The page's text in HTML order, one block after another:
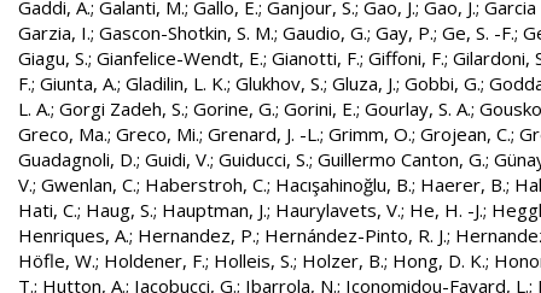
Gaddi, A.; Galanti, M.; Gallo, E.; Ganjour, S.; Gao, J.; Gao, J.; Garcia
Garzia, I.; Gascon-Shotkin, S. M.; Gaudio, G.; Gay, P.; Ge, S. -F.;
Giagu, S.; Gianfelice-Wendt, E.; Gianotti, F.; Giffoni, F.; Gilardoni,
F.; Giunta, A.; Gladilin, L. K.; Glukhov, S.; Gluza, J.; Gobbi, G.;
L. A.; Gorgi Zadeh, S.; Gorine, G.; Gorini, E.; Gourlay, S. A.;
Greco, Ma.; Greco, Mi.; Grenard, J. -L.; Grimm, O.; Grojean, C.;
Guadagnoli, D.; Guidi, V.; Guiducci, S.; Guillermo Canton, G.;
V.; Gwenlan, C.; Haberstroh, C.; Hacışahinoğlu, B.; Haerer, B.;
Hati, C.; Haug, S.; Hauptman, J.; Haurylavets, V.; He, H. -J.;
Henriques, A.; Hernandez, P.; Hernández-Pinto, R. J.;
Höfle, W.; Holdener, F.; Holleis, S.; Holzer, B.; Hong, D. K.;
T.; Hutton, A.; Iacobucci, G.; Ibarrola, N.; Iconomidou-Fayard, L.;